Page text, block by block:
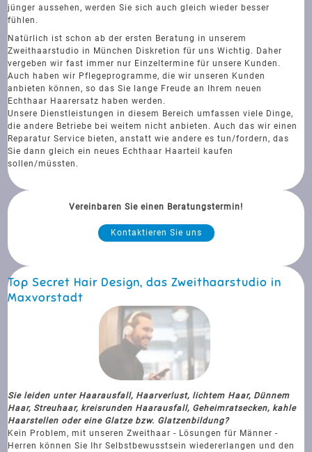
jünger aussehen, werden Sie sich auch gleich wieder besser
fühlen.
Natürlich ist schon ab der ersten Beratung in unserem
Zweithaarstudio in München Diskretion für uns Wichtig. Daher
vergeben wir fast immer nur Einzeltermine für unsere Kunden.
Auch haben wir Pflegeprogramme, die wir unseren Kunden
anbieten können, so das Sie lange Freude an Ihrem neuen
Echthaar Haarersatz haben werden.
Unsere Dienstleistungen in diesem Bereich umfassen viele Dinge,
die andere Betriebe bei weitem nicht anbieten. Auch das wir einen
Reparatur Service bieten, anstatt wie andere es tun/fordern, das
Sie dann gleich ein neues Echthaar Haarteil kaufen
sollen/müssten.
Vereinbaren Sie einen Beratungstermin!
Kontaktieren Sie uns
Top Secret Hair Design, das Zweithaarstudio in
Maxvorstadt
Sie leiden unter Haarausfall, Haarverlust, lichtem Haar, Dünnem
Haar, Streuhaar, kreisrunden Haarausfall, Geheimratsecken, kahle
Haarstellen oder eine Glatze bzw. Glatzenbildung?
Kein Problem, mit unseren Zweithaar - Lösungen für Männer -
Herren können Sie Ihr Selbstbewusstsein wiedererlangen und den